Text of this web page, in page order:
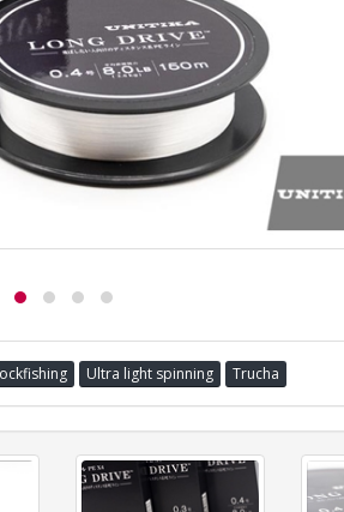
Ultra light spinning Trucha